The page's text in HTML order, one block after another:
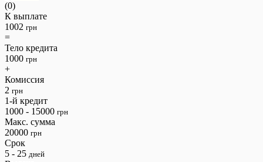
(0)
К выплате
1002 грн
=
Тело кредита
1000 грн
+
Комиссия
2 грн
1-й кредит
1000 - 15000 грн
Макс. сумма
20000 грн
Срок
5 - 25 дней